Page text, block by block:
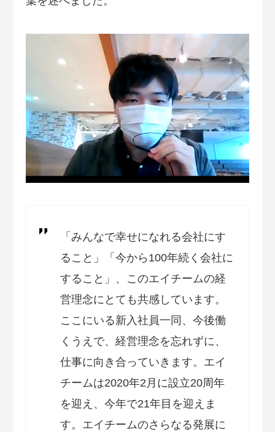
「みんなで幸せになれる会社にす
ること」「今から100年続く会社に
すること」、このエイチームの経
営理念にとても共感しています。
ここにいる新入社員一同、今後働
くうえで、経営理念を忘れずに、
仕事に向き合っていきます。エイ
チームは2020年2月に設立20周年
を迎え、今年で21年目を迎えま
す。エイチームのさらなる発展に